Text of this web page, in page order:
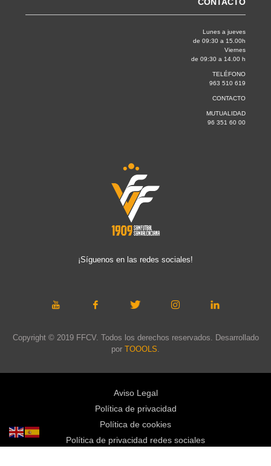
Lunes a jueves
de 09:30 a 15.00h
Viernes
de 09:30 a 14.00 h
TELÉFONO
963 510 619
CONTACTO
MUTUALIDAD
96 351 60 00
¡Síguenos en las redes sociales!
Copyright © 2019 FFCV. Todos los derechos reservados. Desarrollado
por TOOOLS.
Aviso Legal
Política de privacidad
Política de cookies
Política de privacidad redes sociales